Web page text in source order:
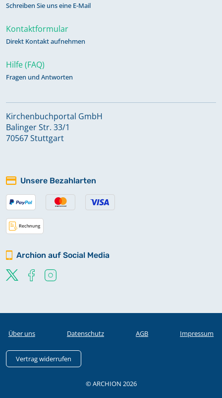
Schreiben Sie uns eine E-Mail
Kontaktformular
Direkt Kontakt aufnehmen
Hilfe (FAQ)
Fragen und Antworten
Kirchenbuchportal GmbH
Balinger Str. 33/1
70567 Stuttgart
Unsere Bezahlarten
Archion auf Social Media
Über uns Datenschutz AGB Impressum
Vertrag widerrufen
© ARCHION 2026